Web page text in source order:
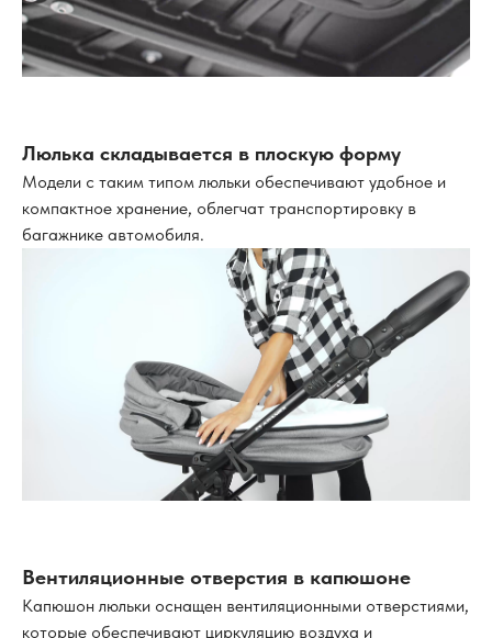
Люлька складывается в плоскую форму
Модели с таким типом люльки обеспечивают удобное и
компактное хранение, облегчат транспортировку в
багажнике автомобиля.
Вентиляционные отверстия в капюшоне
Капюшон люльки оснащен вентиляционными отверстиями,
которые обеспечивают циркуляцию воздуха и